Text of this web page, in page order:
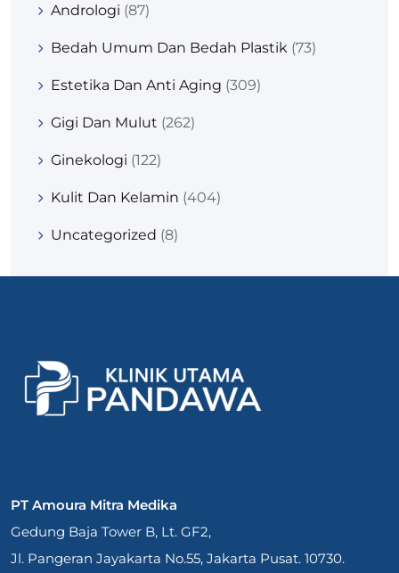
Andrologi (87)
Bedah Umum Dan Bedah Plastik (73)
Estetika Dan Anti Aging (309)
Gigi Dan Mulut (262)
Ginekologi (122)
Kulit Dan Kelamin (404)
Uncategorized (8)
PT Amoura Mitra Medika
Gedung Baja Tower B, Lt. GF2,
Jl. Pangeran Jayakarta No.55, Jakarta Pusat. 10730.